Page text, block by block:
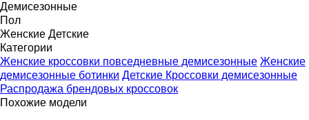
Демисезонные
Пол
Женские Детские
Категории
Женские кроссовки повседневные демисезонные Женские
демисезонные бoтинки Детские Кроссовки демисезонные
Распродажа брендовых кроссовок
Похожие модели